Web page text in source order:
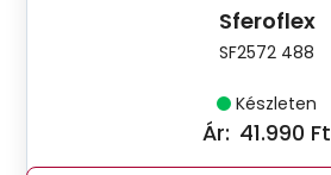
Sferoflex
SF2572 488
Készleten
Ár: 41.990 Ft